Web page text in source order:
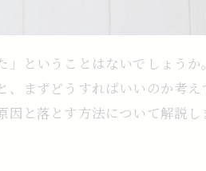
ということはないでしょうか。
まずどうすればいいのか考え
と落とす方法について解説し